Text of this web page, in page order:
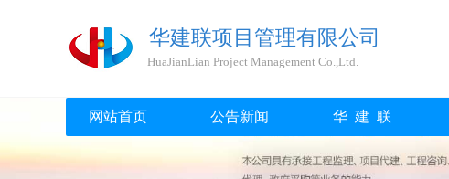
华建联项目管理有限公司
HuaJianLian Project Management Co.,Ltd.
网站首页 公告新闻 华 建 联